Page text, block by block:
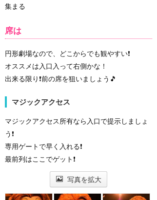
集まる
席は
円形劇場なので、どこからでも観やすい❗
オススメは入口入って右側かな！
出来る限り❗前の席を狙いましょう🎵
マジックアクセス
マジックアクセス所有なら入口で提示しましょ
う❗
専用ゲートで早く入れる❗
最前列はここでゲット❗
写真を拡大